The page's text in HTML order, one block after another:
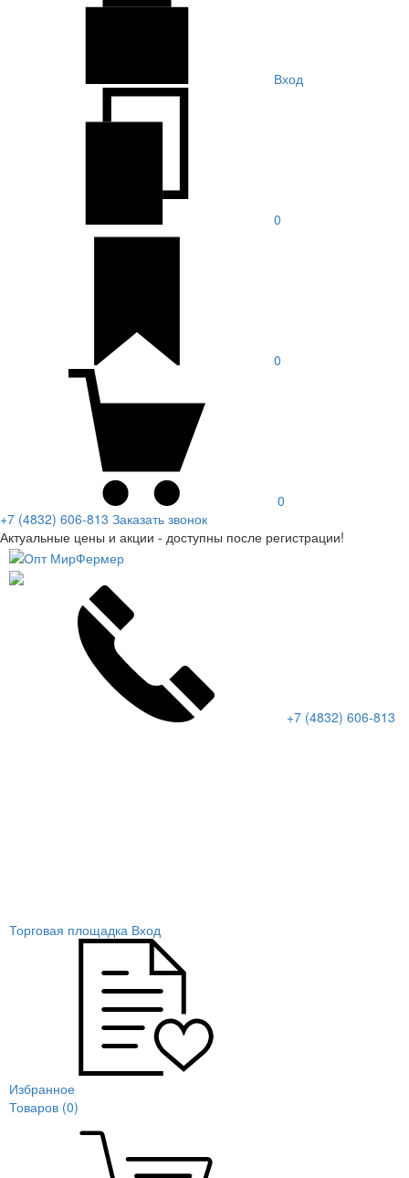
Вход
0
0
0
+7 (4832) 606-813 Заказать звонок
Актуальные цены и акции - доступны после регистрации!
+7 (4832) 606-813
Торговая площадка Вход
Избранное
Товаров (0)